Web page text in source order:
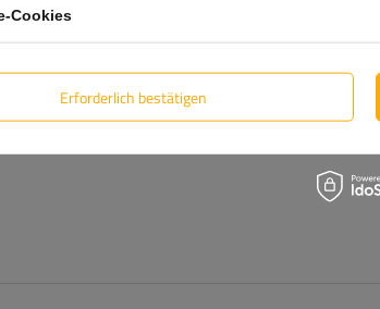
Cookies
Erforderlich bestätigen